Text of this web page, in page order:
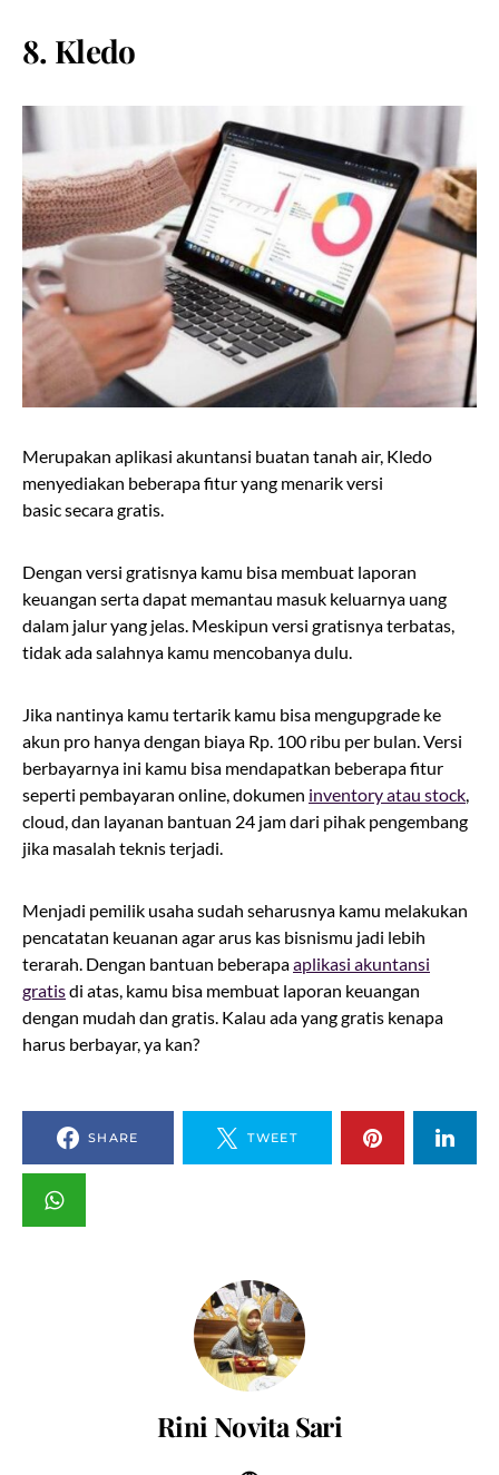
8. Kledo
Merupakan aplikasi akuntansi buatan tanah air, Kledo
menyediakan beberapa fitur yang menarik versi
basic secara gratis.
Dengan versi gratisnya kamu bisa membuat laporan
keuangan serta dapat memantau masuk keluarnya uang
dalam jalur yang jelas. Meskipun versi gratisnya terbatas,
tidak ada salahnya kamu mencobanya dulu.
Jika nantinya kamu tertarik kamu bisa mengupgrade ke
akun pro hanya dengan biaya Rp. 100 ribu per bulan. Versi
berbayarnya ini kamu bisa mendapatkan beberapa fitur
seperti pembayaran online, dokumen inventory atau stock,
cloud, dan layanan bantuan 24 jam dari pihak pengembang
jika masalah teknis terjadi.
Menjadi pemilik usaha sudah seharusnya kamu melakukan
pencatatan keuanan agar arus kas bisnismu jadi lebih
terarah. Dengan bantuan beberapaaplikasi akuntansi
gratisdi atas, kamu bisa membuat laporan keuangan
dengan mudah dan gratis. Kalau ada yang gratis kenapa
harus berbayar, ya kan?
SHARE TWEET
Rini Novita Sari